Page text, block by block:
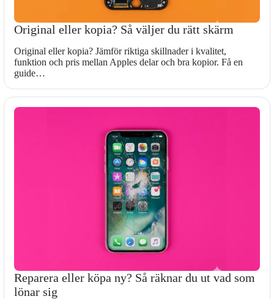
Original eller kopia? Så väljer du rätt skärm
Original eller kopia? Jämför riktiga skillnader i kvalitet,
funktion och pris mellan Apples delar och bra kopior. Få en
guide…
Reparera eller köpa ny? Så räknar du ut vad som
lönar sig